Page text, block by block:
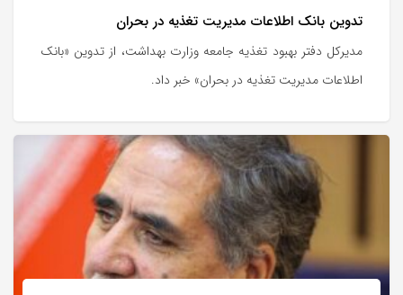
تدوین بانک اطلاعات مدیریت تغذیه در بحران
مدیرکل دفتر بهبود تغذیه جامعه وزارت بهداشت، از تدوین «بانک
اطلاعات مدیریت تغذیه در بحران» خبر داد.